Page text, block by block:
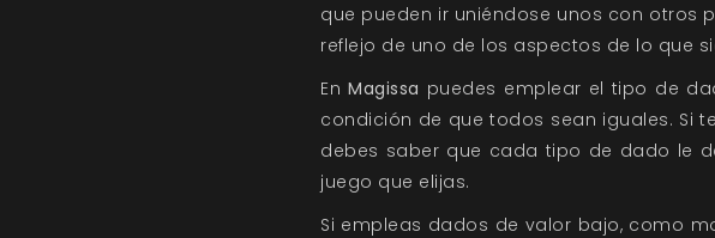
que pueden ir uniéndose unos con otros
reflejo de uno de los aspectos de lo que
EnMagissa puedes emplear el tipo de
condición de que todos sean iguales. Si
debes saber que cada tipo de dado le
juego que elijas.
Si empleas dados de valor bajo, como